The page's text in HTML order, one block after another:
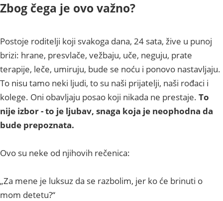
Zbog čega je ovo važno?
Postoje roditelji koji svakoga dana, 24 sata, žive u punoj
brizi: hrane, presvlače, vežbaju, uče, neguju, prate
terapije, leče, umiruju, bude se noću i ponovo nastavljaju.
To nisu tamo neki ljudi, to su naši prijatelji, naši rođaci i
kolege. Oni obavljaju posao koji nikada ne prestaje. To
nije izbor - to je ljubav, snaga koja je neophodna da
bude prepoznata.
Ovo su neke od njihovih rečenica:
„Za mene je luksuz da se razbolim, jer ko će brinuti o
mom detetu?“